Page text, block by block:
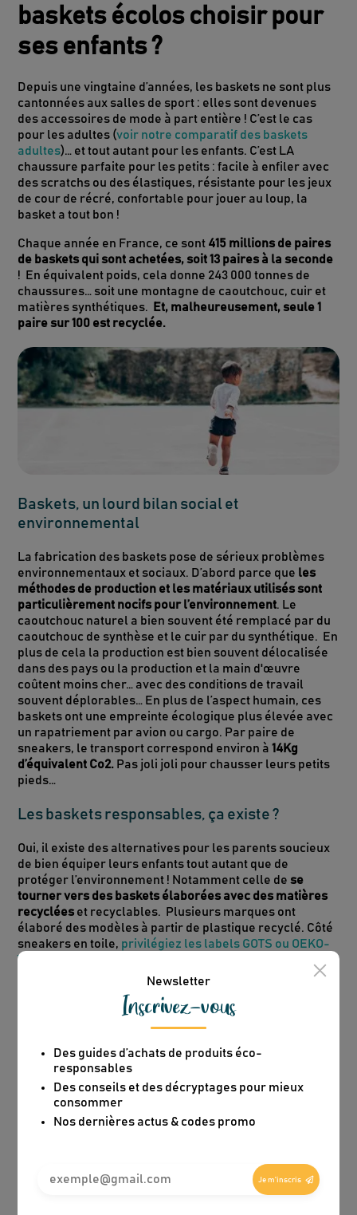
Newsletter
Inscrivez-vous
Des guides d’achats de produits éco-
responsables
Des conseils et des décryptages pour mieux
consommer
Nos dernières actus & codes promo
Je m'inscris
baskets écolos choisir pour
ses enfants ?
Depuis une vingtaine d’années, les baskets ne sont plus
cantonnées aux salles de sport : elles sont devenues
des accessoires de mode à part entière ! C’est le cas
pour les adultes (voir notre comparatif des baskets
adultes)… et tout autant pour les enfants. C’est LA
chaussure parfaite pour les petits : facile à enfiler avec
des scratchs ou des élastiques, résistante pour les jeux
de cour de récré, confortable pour jouer au loup, la
basket a tout bon !
Chaque année en France, ce sont 415 millions de paires
de baskets qui sont achetées, soit 13 paires à la seconde
! En équivalent poids, cela donne 243 000 tonnes de
chaussures… soit une montagne de caoutchouc, cuir et
matières synthétiques.
Et, malheureusement, seule 1
paire sur 100 est recyclée.
Baskets, un lourd bilan social et
environnemental
La fabrication des baskets pose de sérieux problèmes
environnementaux et sociaux. D’abord parce que les
méthodes de production et les matériaux utilisés sont
particulièrement nocifs pour l’environnement. Le
caoutchouc naturel a bien souvent été remplacé par du
caoutchouc de synthèse et le cuir par du synthétique. En
plus de cela la production est bien souvent délocalisée
dans des pays ou la production et la main d'œuvre
coûtent moins cher… avec des conditions de travail
souvent déplorables… En plus de l’aspect humain, ces
baskets ont une empreinte écologique plus élevée avec
un rapatriement par avion ou cargo. Par paire de
sneakers, le transport correspond environ à14Kg
d’équivalent Co2. Pas joli joli pour chausser leurs petits
pieds…
Les baskets responsables, ça existe ?
Oui, il existe des alternatives pour les parents soucieux
de bien équiper leurs enfants tout autant que de
protéger l’environnement ! Notamment celle dese
tourner vers des baskets élaborées avec des matières
recyclées et recyclables. Plusieurs marques ont
élaboré des modèles à partir de plastique recyclé. Côté
sneakers en toile, privilégiez les labels GOTS ou OEKO-
TEX
On peut regretter que le choix soit encore très réduit
pour les enfants, alors que de plus en plus de marques
investissent le marché de la
basket “green” pour les
vous trouver desréférences de baskets idéales pour
vos enfants, de bonne qualité ET responsables.